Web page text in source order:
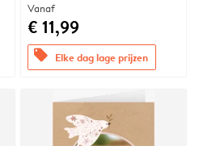
Vanaf
€ 11,99
offers Elke dag lage prijzen